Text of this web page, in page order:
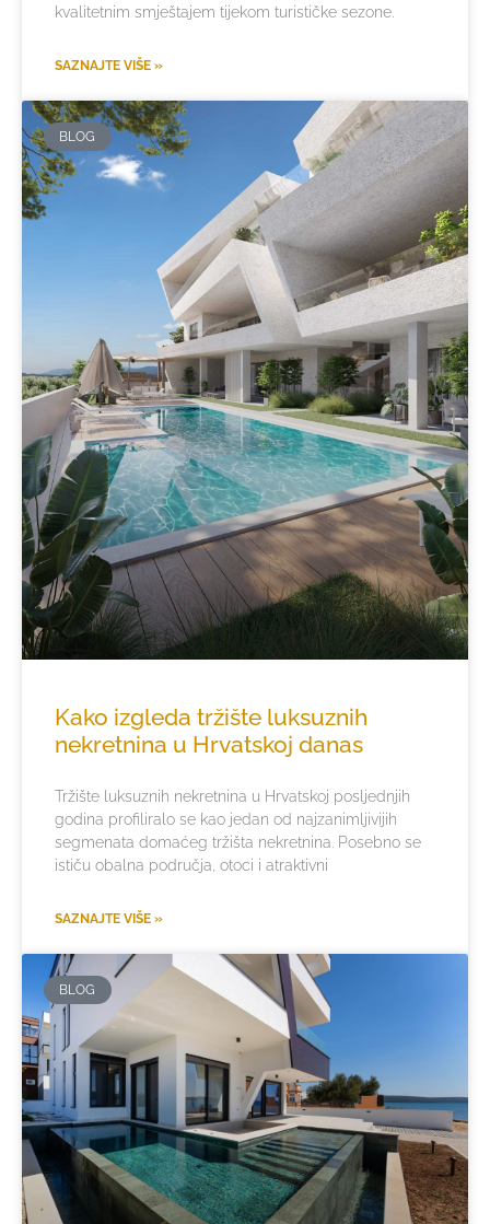
kvalitetnim smještajem tijekom turističke sezone.
SAZNAJTE VIŠE »
BLOG
Kako izgleda tržište luksuznih
nekretnina u Hrvatskoj danas
Tržište luksuznih nekretnina u Hrvatskoj posljednjih
godina profiliralo se kao jedan od najzanimljivijih
segmenata domaćeg tržišta nekretnina. Posebno se
ističu obalna područja, otoci i atraktivni
SAZNAJTE VIŠE »
BLOG